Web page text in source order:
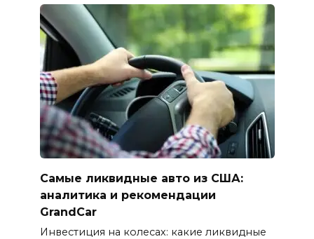
Самые ликвидные авто из США:
аналитика и рекомендации
GrandCar
Инвестиция на колесах: какие ликвидные